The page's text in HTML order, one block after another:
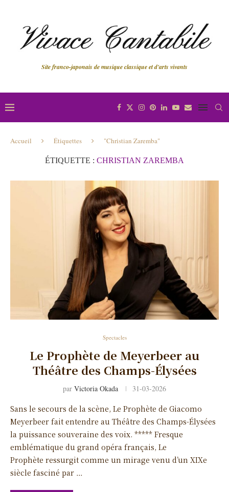
Site franco-japonais de musique classique et d'arts vivants
Accueil Étiquettes "Christian Zaremba"
ÉTIQUETTE : CHRISTIAN ZAREMBA
Spectacles
Le Prophète de Meyerbeer au
Théâtre des Champs-Élysées
par Victoria Okada 31-03-2026
Sans le secours de la scène, Le Prophète de Giacomo
Meyerbeer fait entendre au Théâtre des Champs-Élysées
la puissance souveraine des voix. ***** Fresque
emblématique du grand opéra français, Le
Prophète ressurgit comme un mirage venu d’un XIXe
siècle fasciné par …